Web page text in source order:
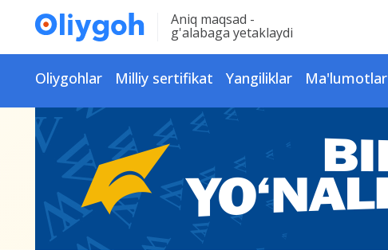
Aniq maqsad -
g'alabaga yetaklaydi
Oliygohlar Milliy sertifikat Yangiliklar Ma'lumotlar